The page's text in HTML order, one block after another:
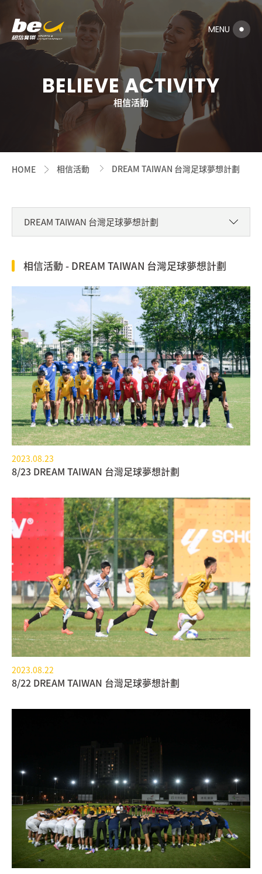
BELIEVE ACTIVITY
相信活動
HOME 相信活動 DREAM TAIWAN 台灣足球夢想計劃
相信活動 - DREAM TAIWAN 台灣足球夢想計劃
2023.08.23
8/23 DREAM TAIWAN 台灣足球夢想計劃
2023.08.22
8/22 DREAM TAIWAN 台灣足球夢想計劃